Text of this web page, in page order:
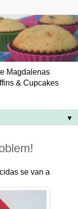
Magdalenas
& Cupcakes
▼
se van a